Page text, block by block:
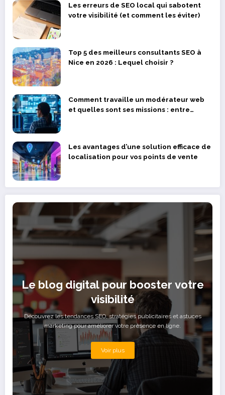
Les erreurs de SEO local qui sabotent
votre visibilité (et comment les éviter)
Top 5 des meilleurs consultants SEO à
Nice en 2026 : Lequel choisir ?
Comment travaille un modérateur web
et quelles sont ses missions : entre
Les avantages d’une solution efficace de
localisation pour vos points de vente
Le blog digital pour booster votre
visibilité
Découvrez les tendances SEO, stratégies publicitaires et astuces
marketing pour améliorer votre présence en ligne.
Voir plus